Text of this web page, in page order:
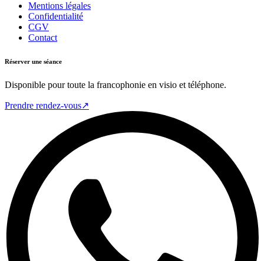
Mentions légales
Confidentialité
CGV
Contact
Réserver une séance
Disponible pour toute la francophonie en visio et téléphone.
Prendre rendez-vous↗